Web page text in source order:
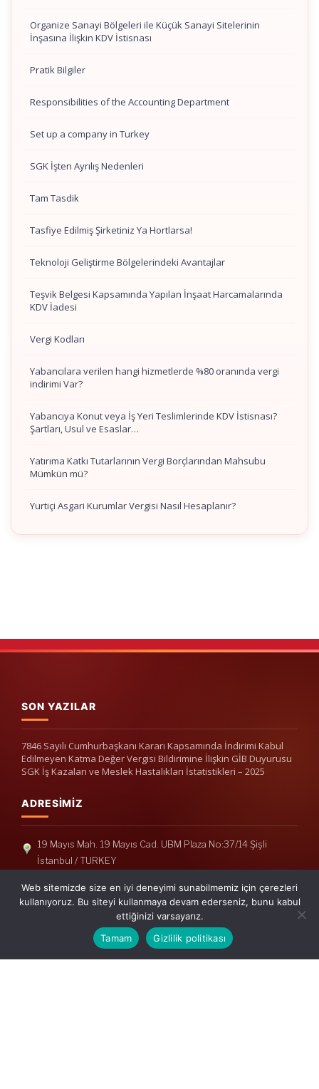
Organize Sanayi Bölgeleri ile Küçük Sanayi Sitelerinin
İnşasına İlişkin KDV İstisnası
Pratik Bilgiler
Responsibilities of the Accounting Department
Set up a company in Turkey
SGK İşten Ayrılış Nedenleri
Tam Tasdik
Tasfiye Edilmiş Şirketiniz Ya Hortlarsa!
Teknoloji Geliştirme Bölgelerindeki Avantajlar
Teşvik Belgesi Kapsamında Yapılan İnşaat Harcamalarında
KDV İadesi
Vergi Kodları
Yabancılara verilen hangi hizmetlerde %80 oranında vergi
indirimi Var?
Yabancıya Konut veya İş Yeri Teslimlerinde KDV İstisnası?
Şartları, Usul ve Esaslar…
Yatırıma Katkı Tutarlarının Vergi Borçlarından Mahsubu
Mümkün mü?
Yurtiçi Asgari Kurumlar Vergisi Nasıl Hesaplanır?
SON YAZILAR
7846 Sayılı Cumhurbaşkanı Kararı Kapsamında İndirimi Kabul
Edilmeyen Katma Değer Vergisi Bildirimine İlişkin GİB Duyurusu
SGK İş Kazaları ve Meslek Hastalıkları İstatistikleri – 2025
ADRESIMIZ
19 Mayıs Mah. 19 Mayıs Cad. UBM Plaza No:37/14 Şişli
İstanbul / TURKEY
Telefon: +90(212) 240 33 39
Telefon: +90(212) 248 19 36
info@erisymm.com
Web sitemizde size en iyi deneyimi sunabilmemiz için çerezleri
kullanıyoruz. Bu siteyi kullanmaya devam ederseniz, bunu kabul
ettiğinizi varsayarız.
Tamam
Gizlilik politikası